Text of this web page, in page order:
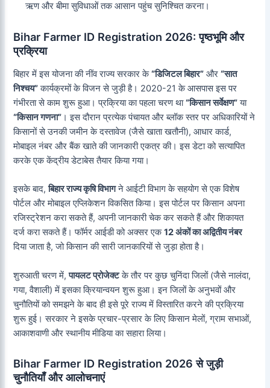
ऋण और बीमा सुविधाओं तक आसान पहुंच सुनिश्चित करना।
Bihar Farmer ID Registration 2026: पृष्ठभूमि और
प्रक्रिया
बिहार में इस योजना की नींव राज्य सरकार के“डिजिटल बिहार” और“सात
निश्चय”कार्यक्रमों के विजन से जुड़ी है। 2020-21 के आसपास इस पर
गंभीरता से काम शुरू हुआ। प्रक्रिया का पहला चरण था“किसान सर्वेक्षण”या
“किसान गणना” । इस दौरान प्रत्येक पंचायत और ब्लॉक स्तर पर अधिकारियों ने
किसानों से उनकी जमीन के दस्तावेज (जैसे खाता खतौनी), आधार कार्ड,
मोबाइल नंबर और बैंक खाते की जानकारी एकत्र की। इस डेटा को सत्यापित
करके एक केंद्रीय डेटाबेस तैयार किया गया।
इसके बाद,बिहार राज्य कृषि विभागने आईटी विभाग के सहयोग से एक विशेष
पोर्टल और मोबाइल एप्लिकेशन विकसित किया। इस पोर्टल पर किसान अपना
रजिस्ट्रेशन करा सकते हैं, अपनी जानकारी चेक कर सकते हैं और शिकायत
दर्ज करा सकते हैं। फॉर्मर आईडी को अक्सर एक12 अंकों का अद्वितीय नंबर
दिया जाता है, जो किसान की सारी जानकारियों से जुड़ा होता है।
शुरुआती चरण में,पायलट प्रोजेक्टके तौर पर कुछ चुनिंदा जिलों (जैसे नालंदा,
गया, वैशाली) में इसका क्रियान्वयन शुरू हुआ। इन जिलों के अनुभवों और
चुनौतियों को समझने के बाद ही इसे पूरे राज्य में विस्तारित करने की प्रक्रिया
शुरू हुई। सरकार ने इसके प्रचार-प्रसार के लिए किसान मेलों, ग्राम सभाओं,
आकाशवाणी और स्थानीय मीडिया का सहारा लिया।
Bihar Farmer ID Registration 2026 से जुड़ी
चुनौतियाँ और आलोचनाएं